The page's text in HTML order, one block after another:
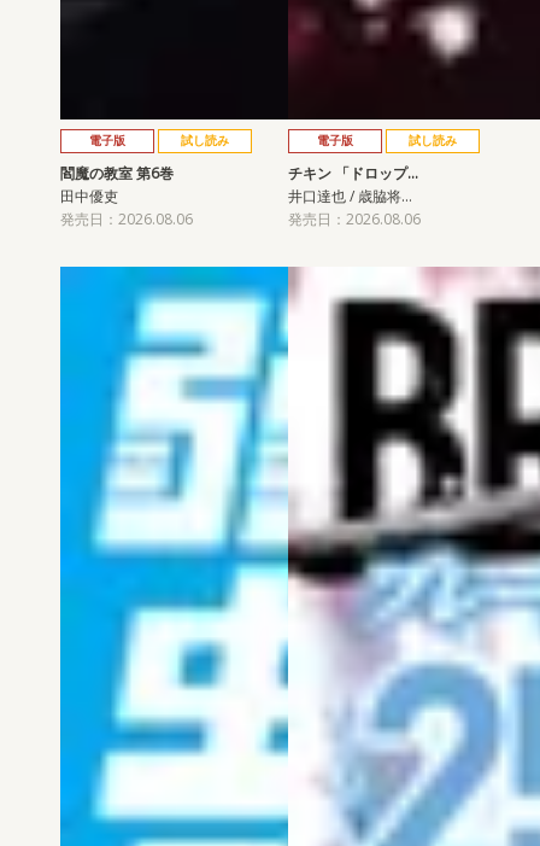
電子版 試し読み
閻魔の教室 第6巻
田中優吏
発売日：2026.08.06
電子版 試し読み
チキン 「ドロップ…
井口達也 / 歳脇将…
発売日：2026.08.06